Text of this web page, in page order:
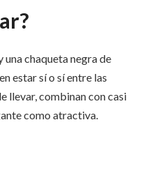
una chaqueta negra de
estar sí o sí entre las
llevar, combinan con casi
como atractiva.